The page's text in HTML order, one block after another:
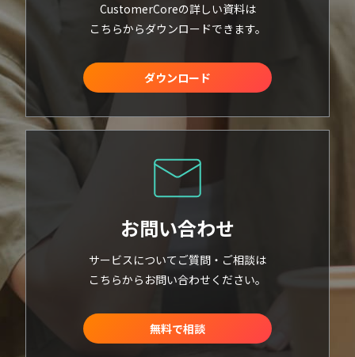
CustomerCoreの詳しい資料は
こちらからダウンロードできます。
ダウンロード
お問い合わせ
サービスについてご質問・ご相談は
こちらからお問い合わせください。
無料で相談